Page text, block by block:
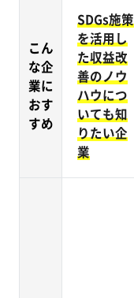
こん
な企
業に
おす
すめ
SDGs施策
を活用し
た収益改
善のノウ
ハウにつ
いても知
りたい企
業